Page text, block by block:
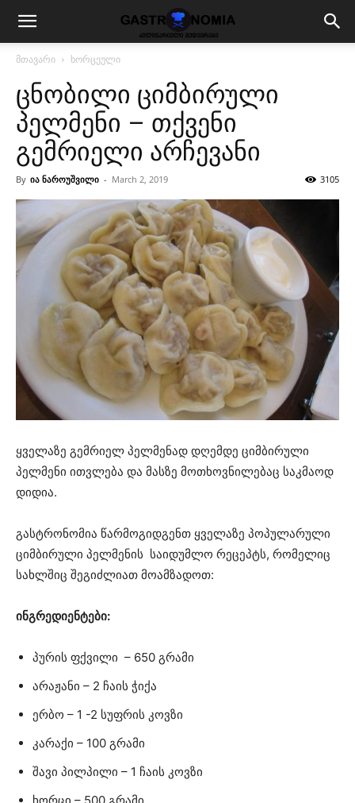
მთავარი ხორცეული
ცნობილი ციმბირული
პელმენი – თქვენი
გემრიელი არჩევანი
By ია ნაროუშვილი - March 2, 2019 3105
ყველაზე გემრიელ პელმენად დღემდე ციმბირული
პელმენი ითვლება და მასზე მოთხოვნილებაც საკმაოდ
დიდია.
გასტრონომია წარმოგიდგენთ ყველაზე პოპულარული
ციმბირული პელმენის საიდუმლო რეცეპტს, რომელიც
სახლშიც შეგიძლიათ მოამზადოთ:
ინგრედიენტები:
პურის ფქვილი – 650 გრამი
არაჟანი – 2 ჩაის ჭიქა
ერბო – 1 -2 სუფრის კოვზი
კარაქი – 100 გრამი
შავი პილპილი – 1 ჩაის კოვზი